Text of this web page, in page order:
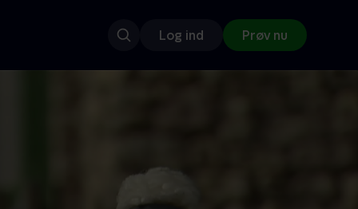
Log ind Prøv nu